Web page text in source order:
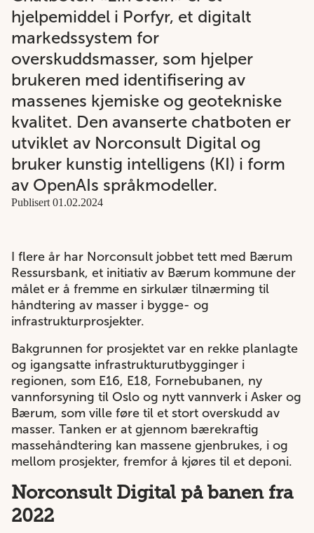
hjelpemiddel i Porfyr, et digitalt
markedssystem for
overskuddsmasser, som hjelper
brukeren med identifisering av
massenes kjemiske og geotekniske
kvalitet. Den avanserte chatboten er
utviklet av Norconsult Digital og
bruker kunstig intelligens (KI) i form
av OpenAIs språkmodeller.
Publisert 01.02.2024
I flere år har Norconsult jobbet tett med Bærum
Ressursbank, et initiativ av Bærum kommune der
målet er å fremme en sirkulær tilnærming til
håndtering av masser i bygge- og
infrastrukturprosjekter.
Bakgrunnen for prosjektet var en rekke planlagte
og igangsatte infrastrukturutbygginger i
regionen, som E16, E18, Fornebubanen, ny
vannforsyning til Oslo og nytt vannverk i Asker og
Bærum, som ville føre til et stort overskudd av
masser. Tanken er at gjennom bærekraftig
massehåndtering kan massene gjenbrukes, i og
mellom prosjekter, fremfor å kjøres til et deponi.
Norconsult Digital på banen fra
2022